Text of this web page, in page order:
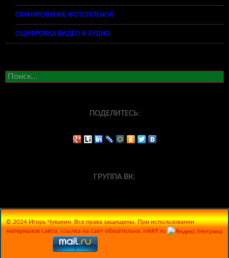
СКАНИРОВАНИЕ ФОТОПЛЕНОК
ОЦИФРОВКА ВИДЕО И АУДИО
Найти:
ПОДЕЛИТЕСЬ:
ГРУППА ВК:
© 2024 Игорь Чувакин. Все права защищены. При использовании
материалов сайта, ссылка на сайт обязательна. inkRF.ru